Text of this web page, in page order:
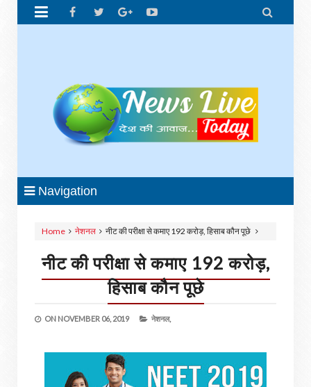
 
Navigation
Home नेशनल नीट की परीक्षा से कमाए 192 करोड़, हिसाब कौन पूछे
नीट की परीक्षा से कमाए 192 करोड़,
हिसाब कौन पूछे
ON NOVEMBER 06, 2019 नेशनल,